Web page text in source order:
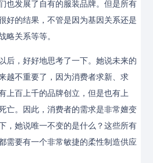
也发展了自有的服装品牌。但是所有
好的结果，不管是因为基因关系还是
略关系等等。
后，好好地思考了一下。她说未来的
越不重要了，因为消费者求新、求
上百上千的品牌创立，但是也有上
亡。因此，消费者的需求是非常嬗变
，她说唯一不变的是什么？这些所有
需要有一个非常敏捷的柔性制造供应